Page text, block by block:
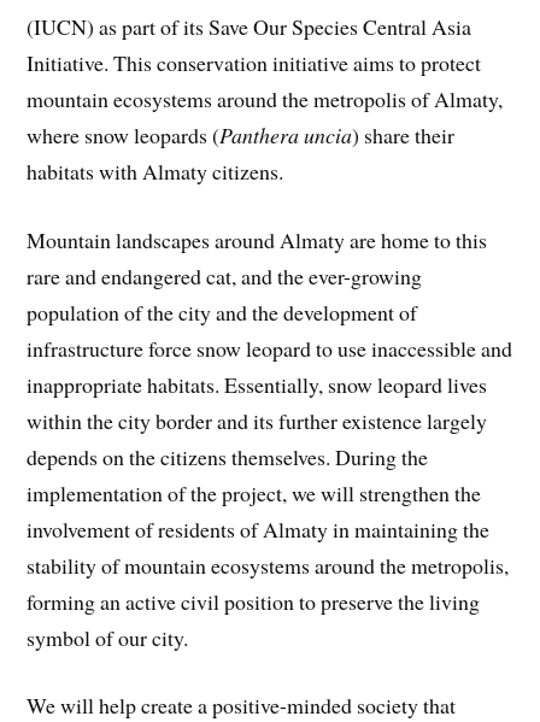
(IUCN) as part of its Save Our Species Central Asia
Initiative. This conservation initiative aims to protect
mountain ecosystems around the metropolis of Almaty,
where snow leopards (Panthera uncia) share their
habitats with Almaty citizens.
Mountain landscapes around Almaty are home to this
rare and endangered cat, and the ever-growing
population of the city and the development of
infrastructure force snow leopard to use inaccessible and
inappropriate habitats. Essentially, snow leopard lives
within the city border and its further existence largely
depends on the citizens themselves. During the
implementation of the project, we will strengthen the
involvement of residents of Almaty in maintaining the
stability of mountain ecosystems around the metropolis,
forming an active civil position to preserve the living
symbol of our city.
We will help create a positive-minded society that